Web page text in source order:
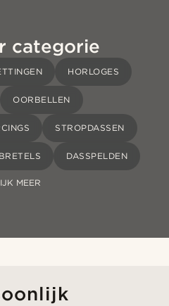
categorie
HORLOGES
OORBELLEN
STROPDASSEN
BRETELS DASSPELDEN
MEER